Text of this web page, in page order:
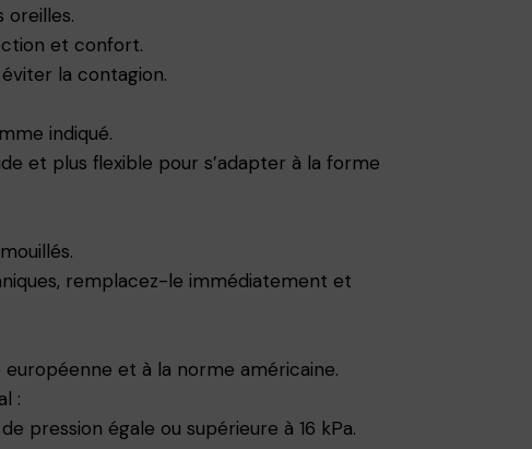
oreilles.
et confort.
la contagion.
indiqué.
et plus flexible pour s’adapter à la forme
remplacez-le immédiatement et
et à la norme américaine.
:
pression égale ou supérieure à 16 kPa.